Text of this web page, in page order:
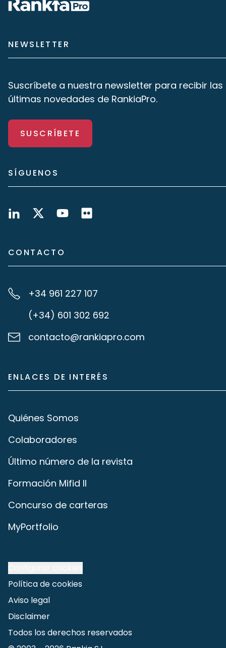
NEWSLETTER
Suscríbete a nuestra newsletter para recibir las
últimas novedades de RankiaPro.
SUSCRÍBETE
SÍGUENOS
CONTACTO
+34 961 227 107
(+34) 601 302 692
contacto@rankiapro.com
ENLACES DE INTERÉS
Quiénes Somos
Colaboradores
Último número de la revista
Formación Mifid II
Concurso de carteras
MyPortfolio
Política de cookies
Aviso legal
Disclaimer
Todos los derechos reservados